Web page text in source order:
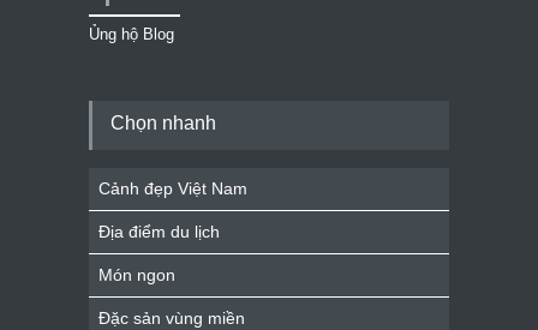
Ủng hộ Blog
Chọn nhanh
Cảnh đẹp Việt Nam
Địa điểm du lịch
Món ngon
Đặc sản vùng miền